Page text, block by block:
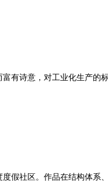
有诗意，对工业化生产的
假社区。作品在结构体系